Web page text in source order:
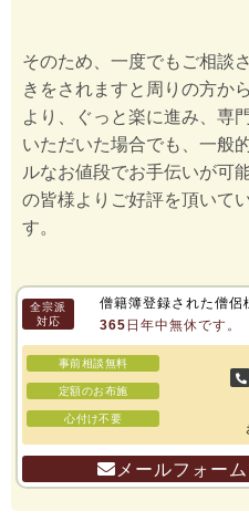
そのため、一度でもご相談
きをされますと周りの方か
より、ぐっと楽に進み、専
いただいた場合でも、一般
ルなお値段でお手伝いが可
の皆様よりご好評を頂いて
す。
全宗派
対応
僧籍簿登録された僧侶
365日年中無休です。
事前相談無料
定額のお布施
心付け不要
メールフォー